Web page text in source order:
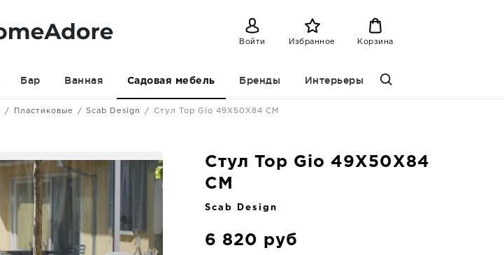
Войти Избранное Корзина
Бар Ванная Садовая мебель Бренды Интерьеры
Пластиковые Scab Design Стул Top Gio 49X50X84 CM
Стул Top Gio 49X50X84
CM
Scab Design
6 820 руб